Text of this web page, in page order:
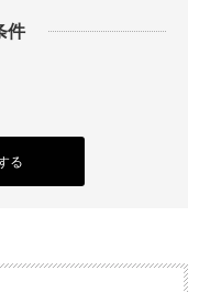
件
る